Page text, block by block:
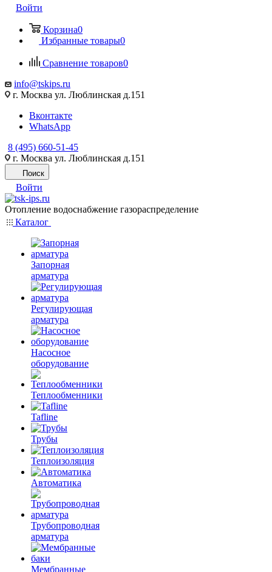
Войти
Корзина0
Избранные товары0
Сравнение товаров0
info@tskips.ru
г. Москва ул. Люблинская д.151
Вконтакте
WhatsApp
8 (495) 660-51-45
г. Москва ул. Люблинская д.151
Поиск
Войти
Отопление водоснабжение газораспределение
Каталог
Запорная
арматура
Регулирующая
арматура
Насосное
оборудование
Теплообменники
Tafline
Трубы
Теплоизоляция
Автоматика
Трубопроводная
арматура
Мембранные